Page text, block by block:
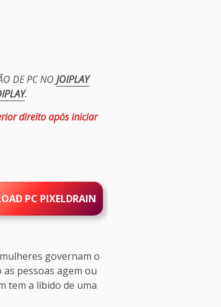
DE PC NO JOIPLAY
.
direito após iniciar
PC PIXELDRAIN
governam o
pessoas agem ou
tem a libido de uma